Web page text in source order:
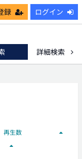
録 ログイン
詳細検索
再生数